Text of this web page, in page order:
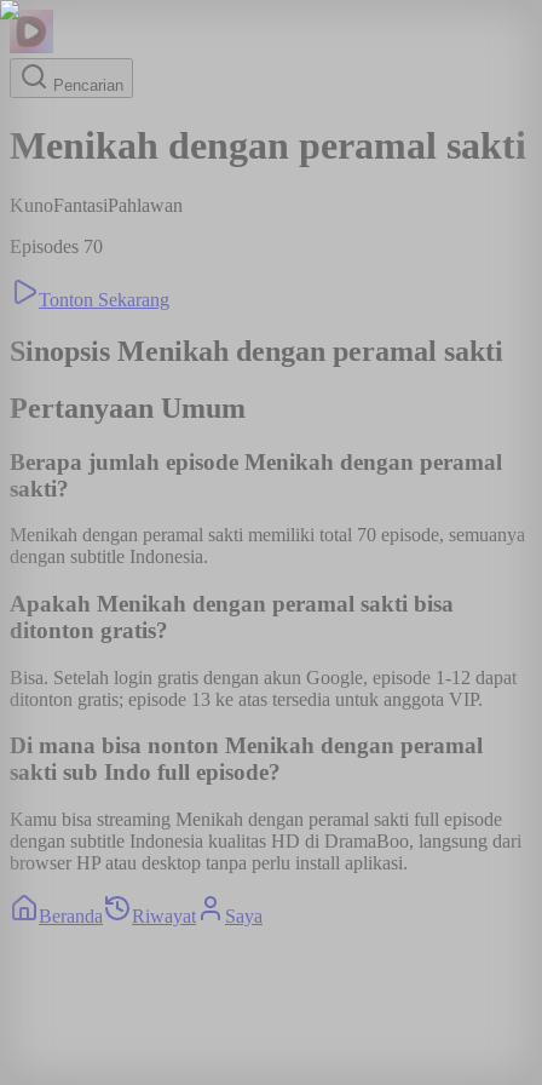
Pencarian
Menikah dengan peramal sakti
KunoFantasiPahlawan
Episodes 70
Tonton Sekarang
Sinopsis Menikah dengan peramal sakti
Pertanyaan Umum
Berapa jumlah episode Menikah dengan peramal
sakti?
Menikah dengan peramal sakti memiliki total 70 episode, semuanya
dengan subtitle Indonesia.
Apakah Menikah dengan peramal sakti bisa
ditonton gratis?
Bisa. Setelah login gratis dengan akun Google, episode 1-12 dapat
ditonton gratis; episode 13 ke atas tersedia untuk anggota VIP.
Di mana bisa nonton Menikah dengan peramal
sakti sub Indo full episode?
Kamu bisa streaming Menikah dengan peramal sakti full episode
dengan subtitle Indonesia kualitas HD di DramaBoo, langsung dari
browser HP atau desktop tanpa perlu install aplikasi.
Beranda Riwayat Saya